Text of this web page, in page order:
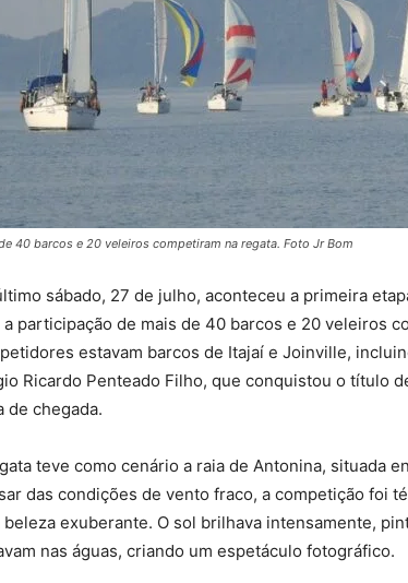
40 barcos e 20 veleiros competiram na regata. Foto Jr Bom
sábado, 27 de julho, aconteceu a primeira
a participação de mais de 40 barcos e 20 veleiros
estavam barcos de Itajaí e Joinville,
Ricardo Penteado Filho, que conquistou o título
de chegada.
teve como cenário a raia de Antonina, situada
das condições de vento fraco, a competição foi
beleza exuberante. O sol brilhava intensamente,
nas águas, criando um espetáculo fotográfico.